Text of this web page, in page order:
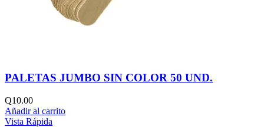
PALETAS JUMBO SIN COLOR 50 UND.
Q10.00
Añadir al carrito
Vista Rápida